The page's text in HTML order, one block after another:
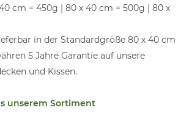
cm = 450g | 80 x 40 cm = 500g | 80 x
in der Standardgröße 80 x 40 cm
5 Jahre Garantie auf unsere
und Kissen.
unserem Sortiment